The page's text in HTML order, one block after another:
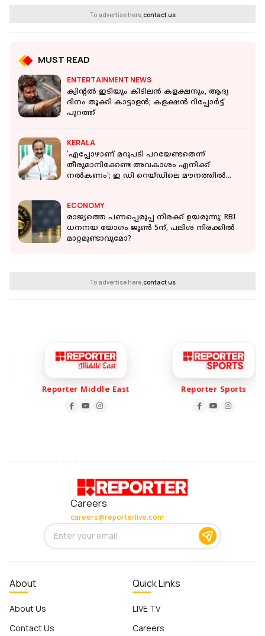
To advertise here,contact us
MUST READ
ENTERTAINMENT NEWS
ക്വിൻ്റൽ ഇടിയും കിടിലൻ കളക്ഷനും, ആദ്യ
ദിനം തൂക്കി കാട്ടാളൻ; കളക്ഷൻ റിപ്പോർട്ട്
പുറത്ത്
KERALA
'എപ്പോഴാണ് മറുപടി പറയേണ്ടതെന്ന്
തീരുമാനിക്കേണ്ട അവകാശം എനിക്ക്
നൽകണം'; ഇ ഡി റെയ്ഡിലെ മൗനത്തിൽ
ECONOMY
രാജ്യത്തെ പണപ്പെരുപ്പ നിരക്ക് ഉയരുന്നു; RBI
ധനനയ യോഗം ജൂണ്‍ 5ന്, പലിശ നിരക്കില്‍
മാറ്റമുണ്ടാവുമോ?
To advertise here,contact us
Reporter Middle East Reporter Sports
Careers
careers@reporterlive.com
About
About Us
Contact Us
Quick Links
LIVE TV
Careers